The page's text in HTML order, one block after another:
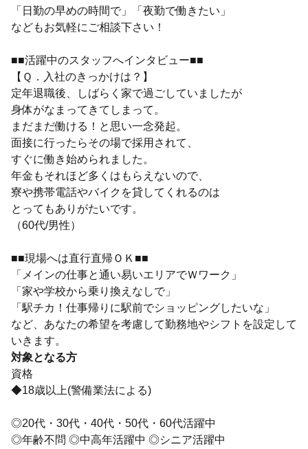
「日勤の早めの時間で」「夜勤で働きたい」
などもお気軽にご相談下さい！
■■活躍中のスタッフへインタビュー■■
【Ｑ．入社のきっかけは？】
定年退職後、しばらく家で過ごしていましたが
身体がなまってきてしまって。
まだまだ働ける！と思い一念発起。
面接に行ったらその場で採用されて、
すぐに働き始められました。
年金もそれほど多くはもらえないので、
寮や携帯電話やバイクを貸してくれるのは
とってもありがたいです。
（60代/男性）
■■現場へは直行直帰ＯＫ■■
「メインの仕事と通い易いエリアでＷワーク」
「家や学校から乗り換えなしで」
「駅チカ！仕事帰りに駅前でショッピングしたいな」
など、あなたの希望を考慮して勤務地やシフトを設定して
いきます。
対象となる方
資格
◆18歳以上(警備業法による)
◎20代・30代・40代・50代・60代活躍中
◎年齢不問 ◎中高年活躍中 ◎シニア活躍中